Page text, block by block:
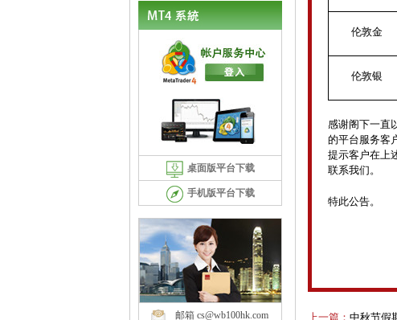
桌面版平台下载
手机版平台下载
邮箱 cs@wb100hk.com
伦敦金
伦敦银
感谢阁下一直
的平台服务客
提示客户在上
联系我们。
特此公告。
上一篇： 中秋节假